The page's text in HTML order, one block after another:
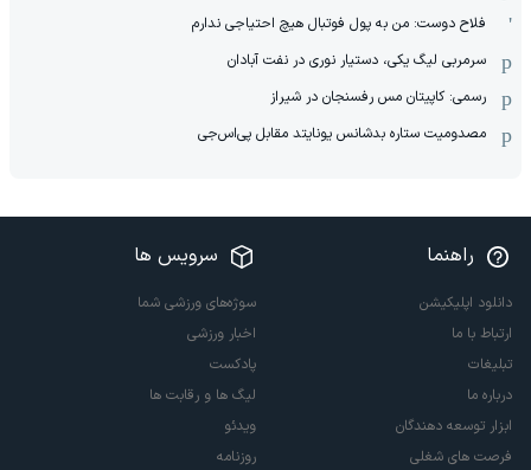
فلاح دوست: من به پول فوتبال هیچ احتیاجی ندارم
سرمربی لیگ یکی، دستیار نوری در نفت آبادان
رسمی: کاپیتان مس رفسنجان در شیراز
مصدومیت ستاره بدشانس یونایتد مقابل پی‌اس‌جی
راهنما
دانلود اپلیکیشن
ارتباط با ما
تبلیغات
درباره ما
ابزار توسعه دهندگان
فرصت های شغلی
سرویس ها
سوژه‌های ورزشی شما
اخبار ورزشی
پادکست
لیگ ها و رقابت ها
ویدئو
روزنامه